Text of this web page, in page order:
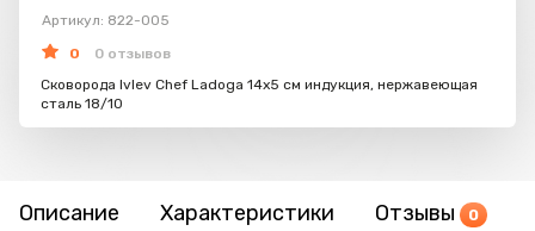
Артикул: 822-005
0
0 отзывов
Сковорода Ivlev Chef Ladoga 14х5 см индукция, нержавеющая
сталь 18/10
Описание Характеристики Отзывы 0